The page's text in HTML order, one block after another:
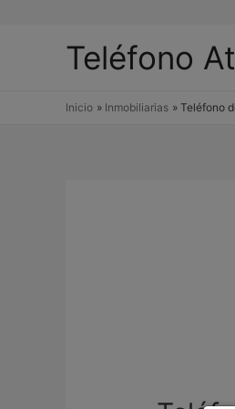
Teléfono
Inicio Inmobiliarias Teléfono